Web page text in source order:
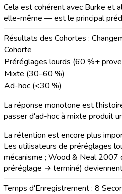
Cela est cohérent avec Burke et
elle-même — est le principal
Résultats des Cohortes :
Cohorte
Préréglages lourds (60 %+
Mixte (30–60 %)
Ad-hoc (<30 %)
La réponse monotone est
passer d'ad-hoc à mixte produit
La rétention est encore plus
Les utilisateurs de préréglages
mécanisme ; Wood & Neal 2007
préréglage → terminé)
Temps d'Enregistrement : 8